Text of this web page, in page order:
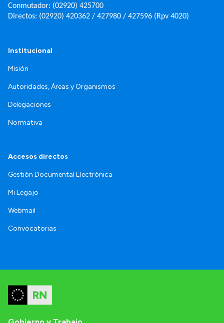
Conmutador: (02920) 425700
Directos: (02920) 420362 / 427980 / 427596 (Rpv 4020)
Institucional
Misión
Autoridades, Áreas y Organismos
Delegaciones
Normativa
Accesos directos
Gestión Documental Electrónica
Mi Legajo
Webmail
Convocatorias